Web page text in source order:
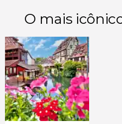
O mais